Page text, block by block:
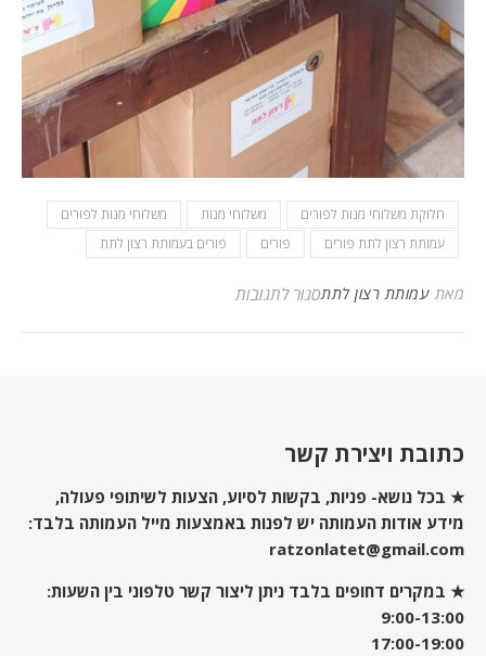
חלוקת משלוחי מנות לפורים משלוחי מנות
משלוחי מנות לפורים
עמותת רצון לתת פורים
פורים פורים בעמותת רצון לתת
מאת עמותת רצון לתתסגור לתגובות
כתובת ויצירת קשר
★ בכל נושא- פניות, בקשות לסיוע, הצעות לשיתופי פעולה,
מידע אודות העמותה יש לפנות באמצעות מייל העמותה בלבד:
ratzonlatet@gmail.com
★ במקרים דחופים בלבד ניתן ליצור קשר טלפוני בין השעות:
9:00-13:00
17:00-19:00